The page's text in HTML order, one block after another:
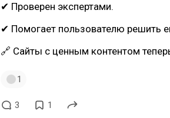
✔ Проверен экспертами.
✔ Помогает пользователю решить
🔗 Сайты с ценным контентом
1
3 1